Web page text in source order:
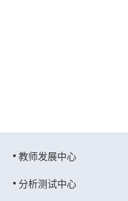
教师发展中心
分析测试中心